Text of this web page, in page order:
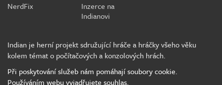
NerdFix
Inzerce na
Indianovi
Indian je herní projekt sdružující hráče a hráčky všeho věku
kolem témat o počítačových a konzolových hrách.
Při poskytování služeb nám pomáhají soubory cookie.
Používáním webu vyjadřujete souhlas.